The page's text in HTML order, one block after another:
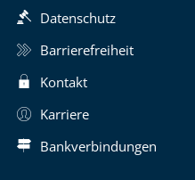
Datenschutz
Barrierefreiheit
Kontakt
Karriere
Bankverbindungen